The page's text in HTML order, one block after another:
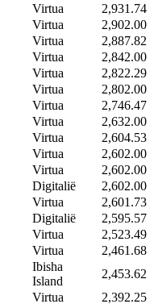
Virtua
2,931.74
Virtua
2,902.00
Virtua
2,887.82
Virtua
2,842.00
Virtua
2,822.29
Virtua
2,802.00
Virtua
2,746.47
Virtua
2,632.00
Virtua
2,604.53
Virtua
2,602.00
Virtua
2,602.00
Digitalië
2,602.00
Virtua
2,601.73
Digitalië
2,595.57
Virtua
2,523.49
Virtua
2,461.68
Ibisha
Island
2,453.62
Virtua
2,392.25